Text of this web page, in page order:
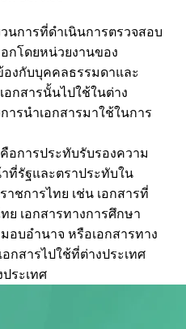
นการที่ดำเนินการตรวจสอบ
กโดยหน่วยงานของ
องกับบุคคลธรรมดาและ
กสารนั้นไปใช้ในต่าง
ารนำเอกสารมาใช้ในการ
อการประทับรับรองความ
ที่รัฐและตราประทับใน
าชการไทย เช่น เอกสารที่
ย เอกสารทางการศึกษา
บอำนาจ หรือเอกสารทาง
กสารไปใช้ที่ต่างประเทศ
ระเทศ